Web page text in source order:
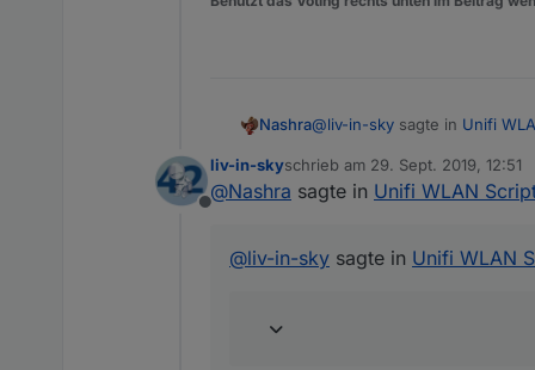
diese daten brauche ich
Nashra@liv-in-sky sagte in Unifi
@ Nashra
Als alias=true wurde sie in
Offline
liv-in-skyschrieb am 29. Sept. 2019, 12:51
zuletzt editiert von
@Nashra sagte in Unifi WLAN
@liv-in-sky sagte in Unifi WLAN